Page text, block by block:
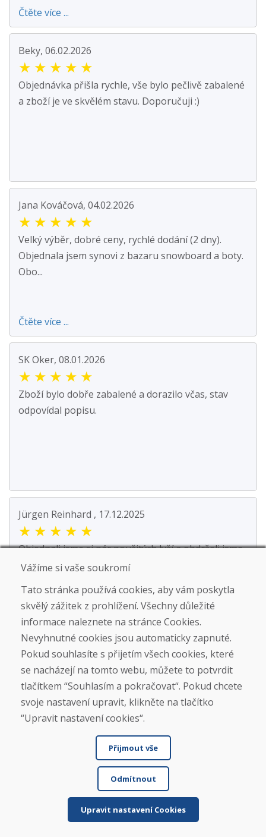
Čtěte více ...
Beky, 06.02.2026
★ ★ ★ ★ ★
Objednávka přišla rychle, vše bylo pečlivě zabalené
a zboží je ve skvělém stavu. Doporučuji :)
Jana Kováčová, 04.02.2026
★ ★ ★ ★ ★
Velký výběr, dobré ceny, rychlé dodání (2 dny).
Objednala jsem synovi z bazaru snowboard a boty.
Obo...
Čtěte více ...
SK Oker, 08.01.2026
★ ★ ★ ★ ★
Zboží bylo dobře zabalené a dorazilo včas, stav
odpovídal popisu.
Jürgen Reinhard , 17.12.2025
★ ★ ★ ★ ★
Objednali jsme si pár použitých lyží a obdrželi jsme
je do čtyř pracovních dnů. Lyže jsou použité...
Zobrazit více recenzí >
Napsat recenzi
Vážíme si vaše soukromí
Tato stránka používá cookies, aby vám poskytla
skvělý zážitek z prohlížení. Všechny důležité
informace naleznete na stránce Cookies.
Nevyhnutné cookies jsou automaticky zapnuté.
Pokud souhlasíte s přijetím všech cookies, které
se nacházejí na tomto webu, můžete to potvrdit
tlačítkem “Souhlasím a pokračovat“. Pokud chcete
svoje nastavení upravit, klikněte na tlačítko
“Upravit nastavení cookies“.
Přijmout vše
Odmítnout
Upravit nastavení Cookies